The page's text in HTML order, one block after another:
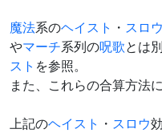
魔法系のヘイスト ・ スロウ
やマーチ系列の呪歌とは
スト を参照。
また、これらの合算方法
上記のヘイスト ・ スロウ